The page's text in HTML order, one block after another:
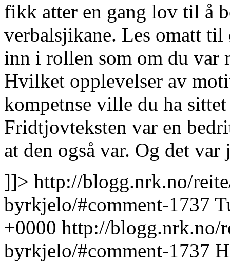
fikk atter en gang lov til å
verbalsjikane. Les omatt
inn i rollen som om du var
Hvilket opplevelser av
kompetnse ville du ha
Fridtjovteksten var en
at den også var. Og det var
]]> http://blogg.nrk.no/
byrkjelo/#comment-1737
+0000 http://blogg.nrk.no/
byrkjelo/#comment-1737